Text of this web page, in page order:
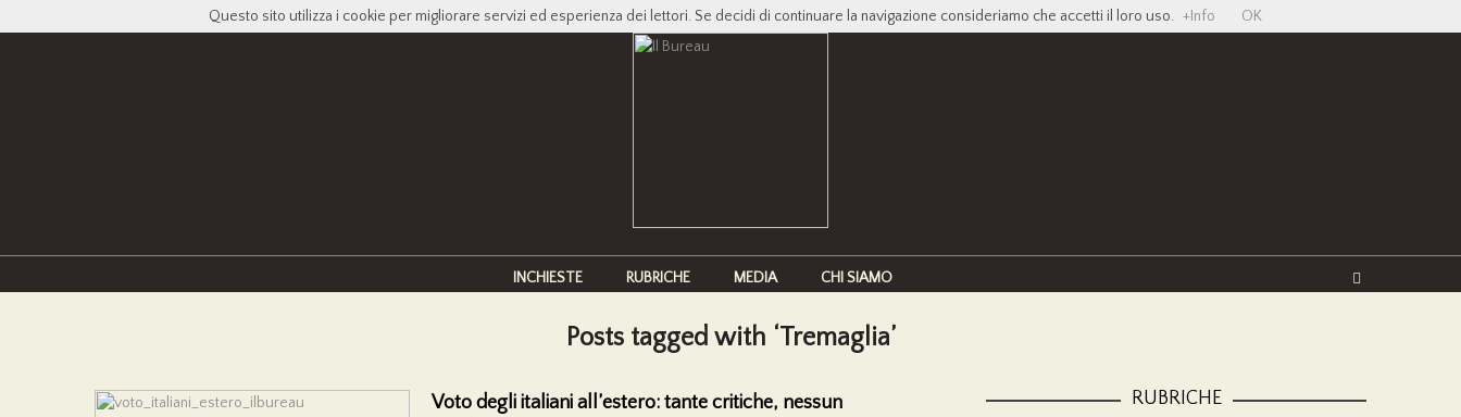
INCHIESTE RUBRICHE MEDIA CHI SIAMO
Posts tagged with ‘Tremaglia’
Voto degli italiani all’estero: tante critiche, nessun
RUBRICHE
Questo sito utilizza i cookie per migliorare servizi ed esperienza dei lettori. Se decidi di continuare la navigazione consideriamo che accetti il loro uso. +Info OK